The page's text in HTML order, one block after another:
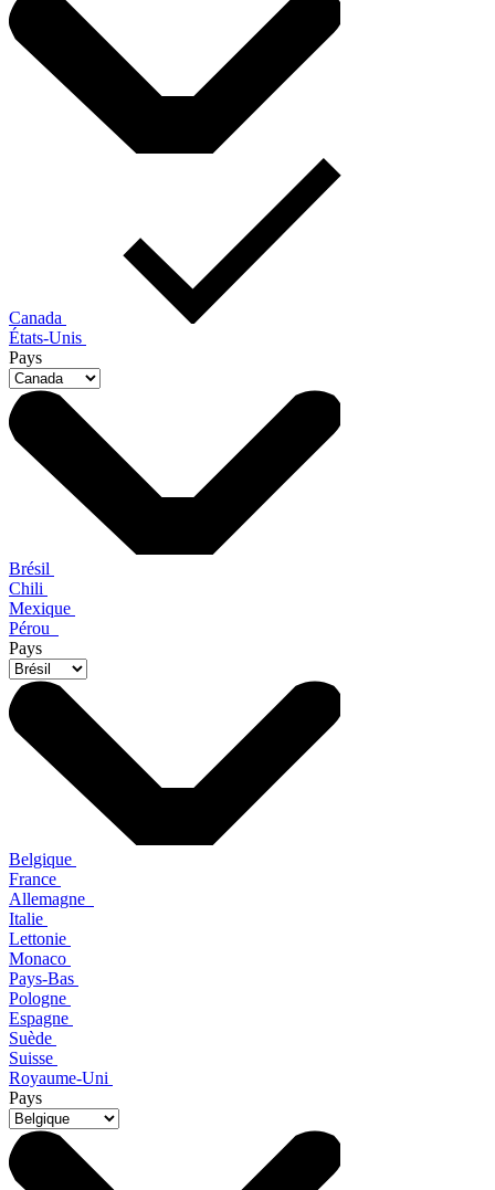
Canada
États-Unis
Pays
Brésil
Chili
Mexique
Pérou
Pays
Belgique
France
Allemagne
Italie
Lettonie
Monaco
Pays-Bas
Pologne
Espagne
Suède
Suisse
Royaume-Uni
Pays